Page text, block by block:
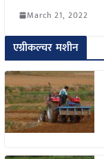
March 21, 2022
एग्रीकल्चर मशीन